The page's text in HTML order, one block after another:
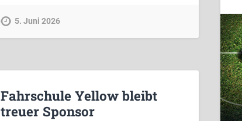
5. Juni 2026
Fahrschule Yellow bleibt
treuer Sponsor